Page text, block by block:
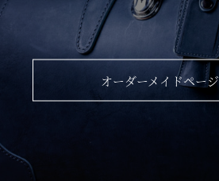
オーダーメイドページ